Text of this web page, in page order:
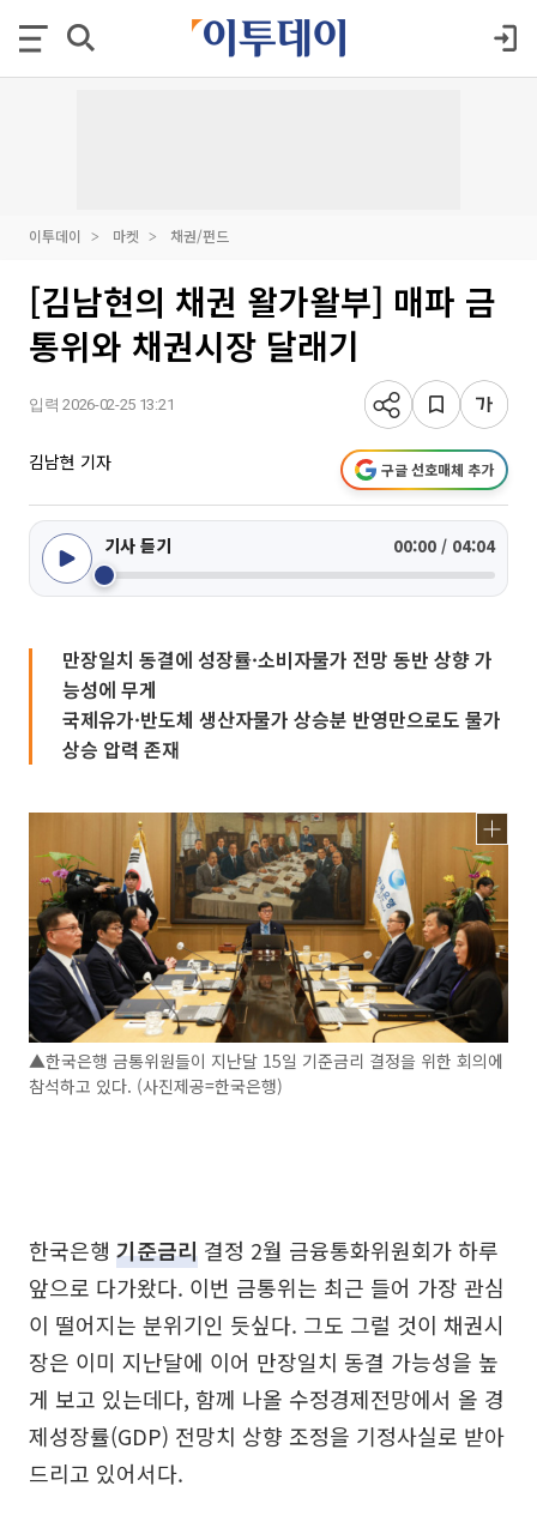
이투데이 마켓 채권/펀드
[김남현의 채권 왈가왈부] 매파 금
통위와 채권시장 달래기
입력 2026-02-25 13:21
김남현 기자 구글 선호매체 추가
기사 듣기 00:00 / 04:04
만장일치 동결에 성장률·소비자물가 전망 동반 상향 가
능성에 무게
국제유가·반도체 생산자물가 상승분 반영만으로도 물가
상승 압력 존재
▲한국은행 금통위원들이 지난달 15일 기준금리 결정을 위한 회의에
참석하고 있다. (사진제공=한국은행)
한국은행 기준금리 결정 2월 금융통화위원회가 하루
앞으로 다가왔다. 이번 금통위는 최근 들어 가장 관심
이 떨어지는 분위기인 듯싶다. 그도 그럴 것이 채권시
장은 이미 지난달에 이어 만장일치 동결 가능성을 높
게 보고 있는데다, 함께 나올 수정경제전망에서 올 경
제성장률(GDP) 전망치 상향 조정을 기정사실로 받아
드리고 있어서다.